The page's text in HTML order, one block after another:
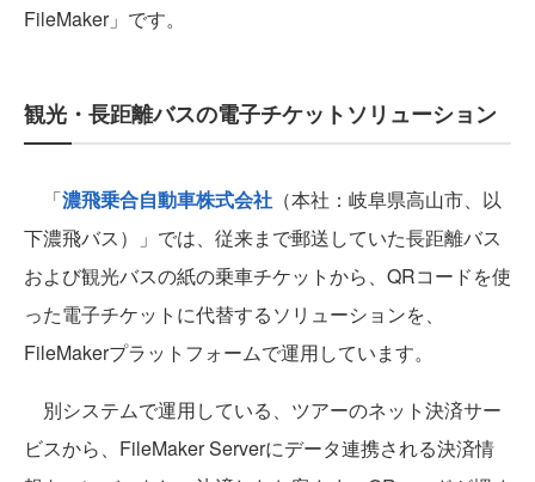
FileMaker」です。
観光・長距離バスの電子チケットソリューション
「濃飛乗合自動車株式会社 （本社：岐阜県高山市、以
下濃飛バス）」では、従来まで郵送していた長距離バス
および観光バスの紙の乗車チケットから、QRコードを使
った電子チケットに代替するソリューションを、
FileMakerプラットフォームで運用しています。
別システムで運用している、ツアーのネット決済サー
ビスから、FileMaker Serverにデータ連携される決済情